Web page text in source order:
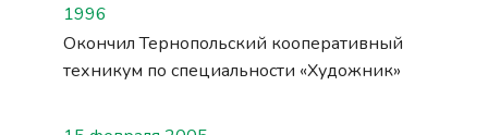
1996
Окончил Тернопольский кооперативный
техникум по специальности «Художник»